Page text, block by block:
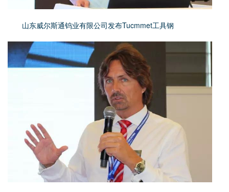
山东威尔斯通钨业有限公司发布Tucmmet工具钢